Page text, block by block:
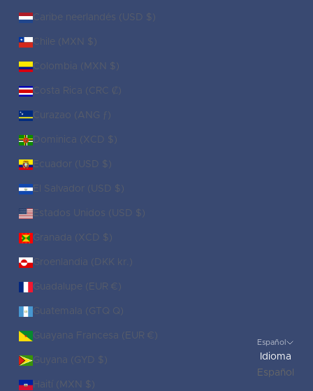
Caribe neerlandés (USD $)
Chile (MXN $)
Colombia (MXN $)
Costa Rica (CRC ₡)
Curazao (ANG ƒ)
Dominica (XCD $)
Ecuador (USD $)
El Salvador (USD $)
Estados Unidos (USD $)
Granada (XCD $)
Groenlandia (DKK kr.)
Guadalupe (EUR €)
Guatemala (GTQ Q)
Guayana Francesa (EUR €)
Guyana (GYD $)
Haití (MXN $)
Español
Idioma
Español